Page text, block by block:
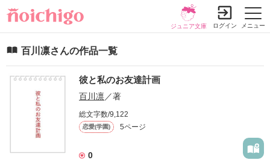
メニュー
ジュニア文庫 ログイン
百川凛さんの作品一覧
彼と私のお友達計画
百川凛／著
総文字数/9,122
恋愛(学園) 5ページ
0